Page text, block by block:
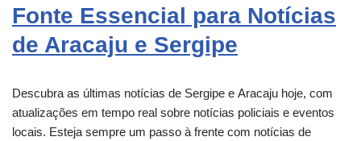
Fonte Essencial para Notícias
de Aracaju e Sergipe
Descubra as últimas notícias de Sergipe e Aracaju hoje, com
atualizações em tempo real sobre notícias policiais e eventos
locais. Esteja sempre um passo à frente com notícias de